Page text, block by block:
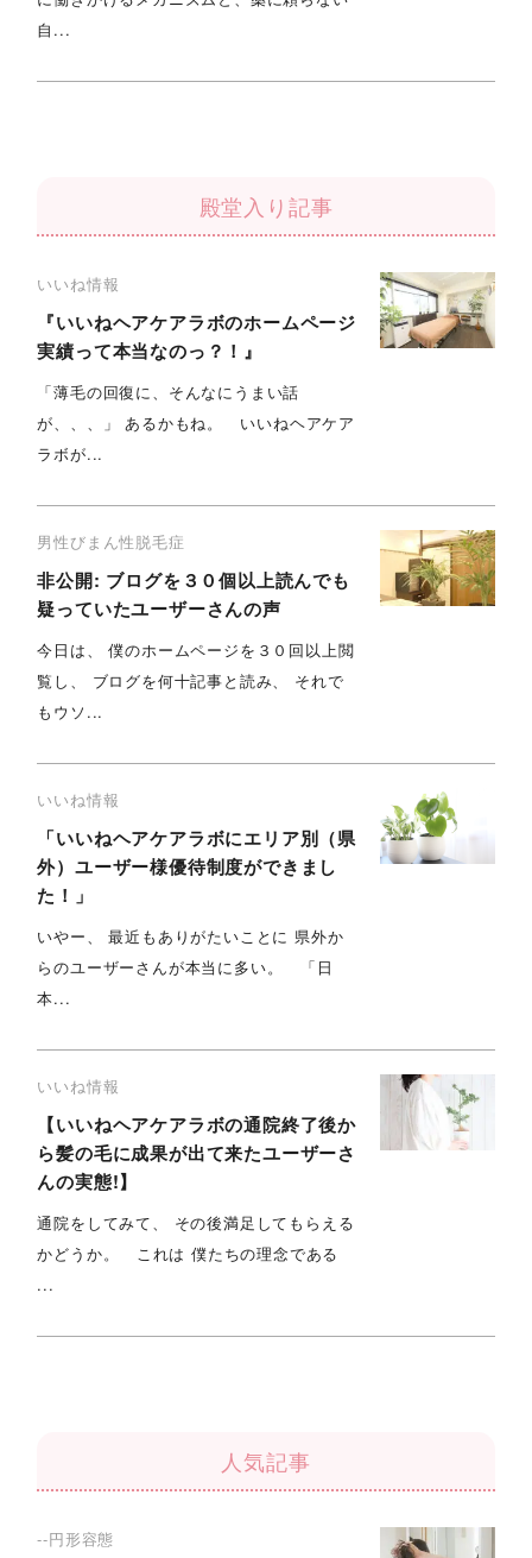
自...
殿堂入り記事
いいね情報
『いいねヘアケアラボのホームページ
実績って本当なのっ？！』
「薄毛の回復に、そんなにうまい話
が、、、」 あるかもね。 いいねヘアケア
ラボが...
男性びまん性脱毛症
非公開: ブログを３０個以上読んでも
疑っていたユーザーさんの声
今日は、 僕のホームページを３０回以上閲
覧し、 ブログを何十記事と読み、 それで
もウソ...
いいね情報
「いいねヘアケアラボにエリア別（県
外）ユーザー様優待制度ができまし
た！」
いやー、 最近もありがたいことに 県外か
らのユーザーさんが本当に多い。 「日
本...
いいね情報
【いいねヘアケアラボの通院終了後か
ら髪の毛に成果が出て来たユーザーさ
んの実態!】
通院をしてみて、 その後満足してもらえる
かどうか。 これは 僕たちの理念である
...
人気記事
--円形容態